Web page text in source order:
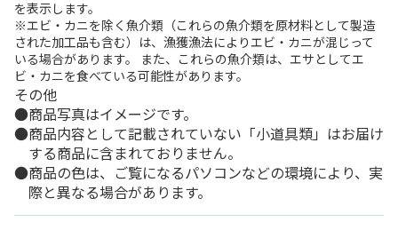
を表示します。
※エビ・カニを除く魚介類（これらの魚介類を原材料として製造
された加工品も含む）は、漁獲漁法によりエビ・カニが混じって
いる場合があります。 また、これらの魚介類は、エサとしてエ
ビ・カニを食べている可能性があります。
その他
商品写真はイメージです。
商品内容として記載されていない「小道具類」はお届け
する商品に含まれておりません。
商品の色は、ご覧になるパソコンなどの環境により、実
際と異なる場合があります。